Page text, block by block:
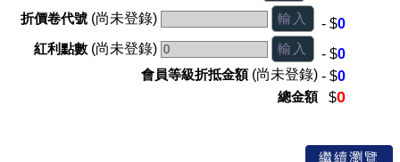
折價卷代號 (尚未登錄) - $0
紅利點數 (尚未登錄) - $0
會員等級折抵金額 (尚未登錄) - $0
總金額
$0